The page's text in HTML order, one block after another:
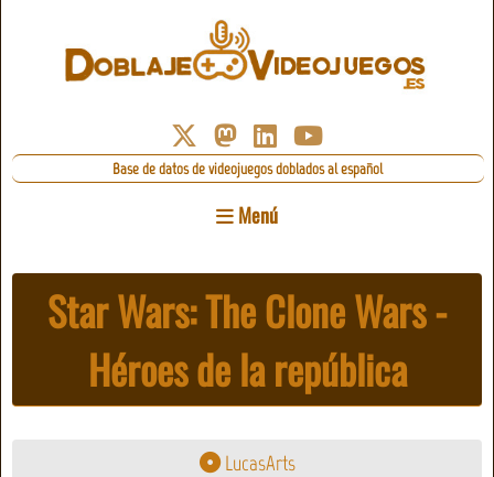
Base de datos de videojuegos doblados al español
Menú
Star Wars: The Clone Wars -
Héroes de la república
LucasArts